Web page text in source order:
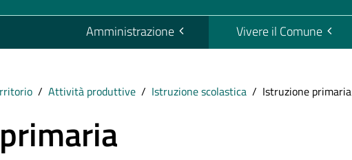
Amministrazione Vivere il Comune
Attività produttive Istruzione scolastica Istruzione primaria